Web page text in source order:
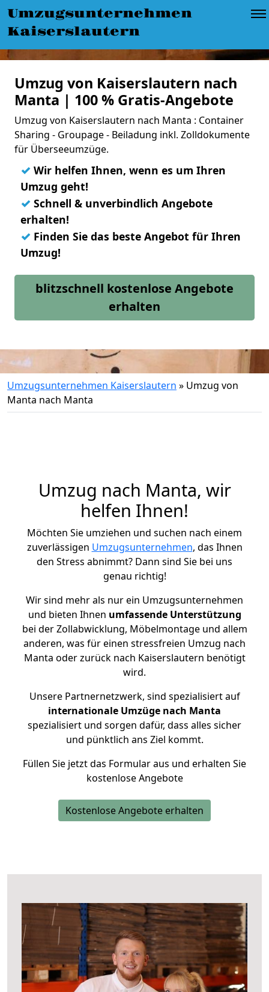
Umzugsunternehmen
Kaiserslautern
Umzug von Kaiserslautern nach
Manta | 100 % Gratis-Angebote
Umzug von Kaiserslautern nach Manta : Container
Sharing - Groupage - Beiladung inkl. Zolldokumente
für Überseeumzüge.
✓ Wir helfen Ihnen, wenn es um Ihren
Umzug geht!
✓ Schnell & unverbindlich Angebote
erhalten!
✓ Finden Sie das beste Angebot für Ihren
Umzug!
blitzschnell kostenlose Angebote
erhalten
Umzugsunternehmen Kaiserslautern » Umzug von
Manta nach Manta
Umzug nach Manta, wir
helfen Ihnen!
Möchten Sie umziehen und suchen nach einem
zuverlässigen Umzugsunternehmen, das Ihnen
den Stress abnimmt? Dann sind Sie bei uns
genau richtig!
Wir sind mehr als nur ein Umzugsunternehmen
und bieten Ihnen umfassende Unterstützung
bei der Zollabwicklung, Möbelmontage und allem
anderen, was für einen stressfreien Umzug nach
Manta oder zurück nach Kaiserslautern benötigt
wird.
Unsere Partnernetzwerk, sind spezialisiert auf
internationale Umzüge nach Manta
spezialisiert und sorgen dafür, dass alles sicher
und pünktlich ans Ziel kommt.
Füllen Sie jetzt das Formular aus und erhalten Sie
kostenlose Angebote
Kostenlose Angebote erhalten